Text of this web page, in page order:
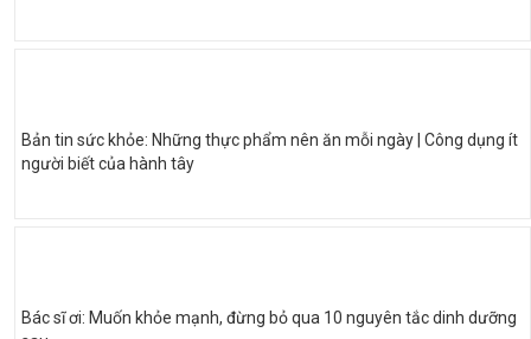
Bản tin sức khỏe: Những thực phẩm nên ăn mỗi ngày | Công dụng ít
người biết của hành tây
Bác sĩ ơi: Muốn khỏe mạnh, đừng bỏ qua 10 nguyên tắc dinh dưỡng